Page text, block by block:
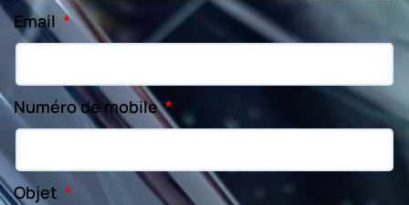
Email
Numéro de mobile
Objet